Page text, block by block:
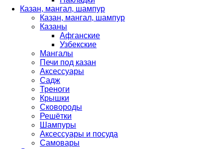
Казан, мангал, шампур
Казан, мангал, шампур
Казаны
Афганские
Узбекские
Мангалы
Печи под казан
Аксессуары
Садж
Треноги
Крышки
Сковороды
Решётки
Шампуры
Аксессуары и посуда
Самовары